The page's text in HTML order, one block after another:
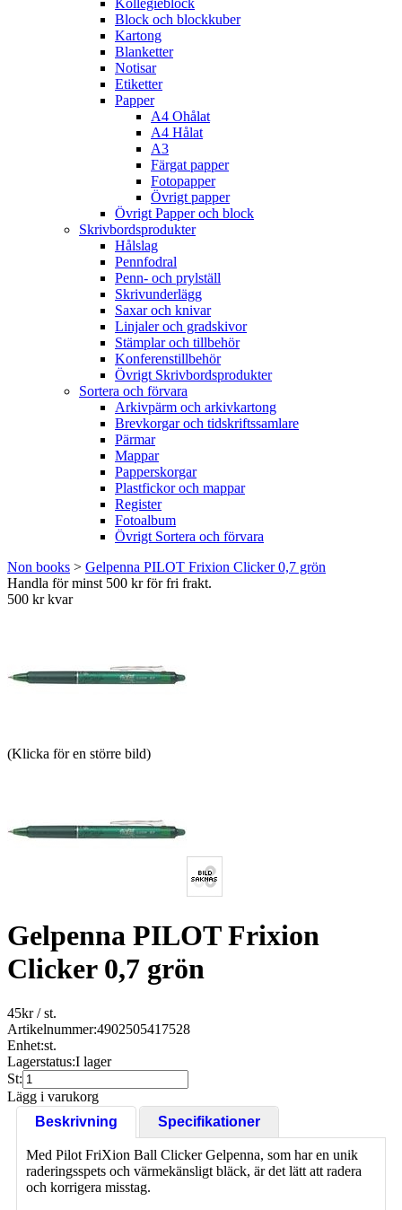
Kollegieblock
Block och blockkuber
Kartong
Blanketter
Notisar
Etiketter
Papper
A4 Ohålat
A4 Hålat
A3
Färgat papper
Fotopapper
Övrigt papper
Övrigt Papper och block
Skrivbordsprodukter
Hålslag
Pennfodral
Penn- och prylställ
Skrivunderlägg
Saxar och knivar
Linjaler och gradskivor
Stämplar och tillbehör
Konferenstillbehör
Övrigt Skrivbordsprodukter
Sortera och förvara
Arkivpärm och arkivkartong
Brevkorgar och tidskriftssamlare
Pärmar
Mappar
Papperskorgar
Plastfickor och mappar
Register
Fotoalbum
Övrigt Sortera och förvara
Non books > Gelpenna PILOT Frixion Clicker 0,7 grön
Handla för minst 500 kr för fri frakt.
500 kr kvar
(Klicka för en större bild)
Gelpenna PILOT Frixion
Clicker 0,7 grön
45kr/ st.
Artikelnummer:4902505417528
Enhet:st.
Lagerstatus:I lager
St:
Lägg i varukorg
Beskrivning
Specifikationer
Med Pilot FriXion Ball Clicker Gelpenna, som har en unik
raderingsspets och värmekänsligt bläck, är det lätt att radera
och korrigera misstag.